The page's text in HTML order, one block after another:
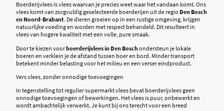
Boerderijvlees is vlees waarvan je precies weet waar het vandaan komt. Ons
vlees komt van zorgvuldig geselecteerde boerderijen uit de regio Den Bosch
en Noord-Brabant. De dieren groeien op in een rustige omgeving, krijgen
natuurlijke voeding en worden met respect behandeld. Dit resulteert in
vlees van hogere kwaliteit met een volle, pure smaak.
Door te kiezen voorboerderijvlees in Den Boschondersteun je lokale
boeren en verklein je de afstand tussen boer en bord. Minder transport
betekent minder belasting voor het milieu en een verser eindproduct.
Vers vlees, zonder onnodige toevoegingen
In tegenstelling tot regulier supermarkt vlees bevat boerderijvlees geen
onnodige toevoegingen of bewerkingen. Het vlees is puur, onbewerkt en
wordt ambachtelijk verwerkt. Je kunt bij ons terecht voor een breed